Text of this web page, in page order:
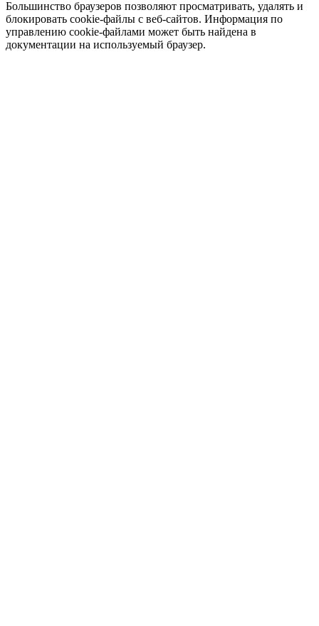
Большинство браузеров позволяют просматривать, удалять и
блокировать cookie-файлы c веб-сайтов. Информация по
управлению cookie-файлами может быть найдена в
документации на используемый браузер.